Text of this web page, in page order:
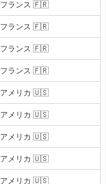
フランス 🇫🇷
フランス 🇫🇷
フランス 🇫🇷
フランス 🇫🇷
アメリカ 🇺🇸
アメリカ 🇺🇸
アメリカ 🇺🇸
アメリカ 🇺🇸
アメリカ 🇺🇸